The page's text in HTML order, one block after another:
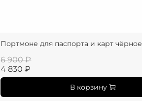
Портмоне для паспорта и карт чёрное
6 900 ₽
4 830 ₽
В корзину